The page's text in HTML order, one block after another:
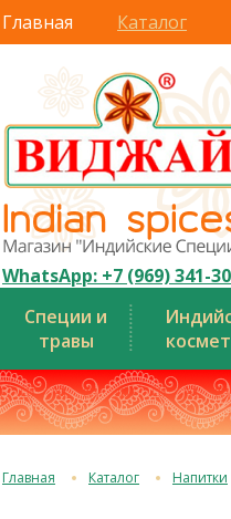
Главная Каталог
WhatsApp: +7 (969) 341-
Специи и
травы
Главная Каталог Напитки